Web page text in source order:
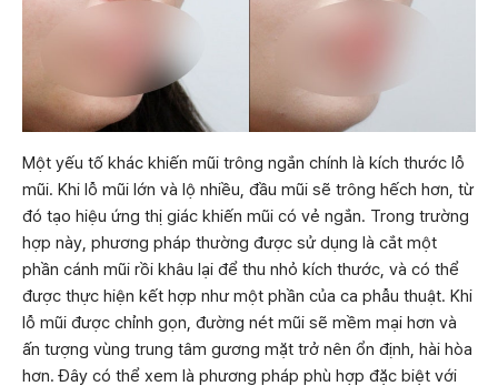
Một yếu tố khác khiến mũi trông ngắn chính là kích thước lỗ
mũi. Khi lỗ mũi lớn và lộ nhiều, đầu mũi sẽ trông hếch hơn, từ
đó tạo hiệu ứng thị giác khiến mũi có vẻ ngắn. Trong trường
hợp này, phương pháp thường được sử dụng là cắt một
phần cánh mũi rồi khâu lại để thu nhỏ kích thước, và có thể
được thực hiện kết hợp như một phần của ca phẫu thuật. Khi
lỗ mũi được chỉnh gọn, đường nét mũi sẽ mềm mại hơn và
ấn tượng vùng trung tâm gương mặt trở nên ổn định, hài hòa
hơn. Đây có thể xem là phương pháp phù hợp đặc biệt với